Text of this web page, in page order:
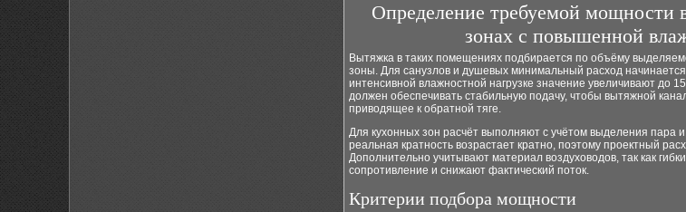
Определение требуемой мощности
зонах с повышенной
Вытяжка в таких помещениях подбирается по объёму
зоны. Для санузлов и душевых минимальный расход начинается
интенсивной влажностной нагрузке значение увеличивают до
должен обеспечивать стабильную подачу, чтобы вытяжной
приводящее к обратной тяге.
Для кухонных зон расчёт выполняют с учётом выделения пара
реальная кратность возрастает кратно, поэтому проектный
Дополнительно учитывают материал воздуховодов, так как
сопротивление и снижают фактический поток.
Критерии подбора мощности